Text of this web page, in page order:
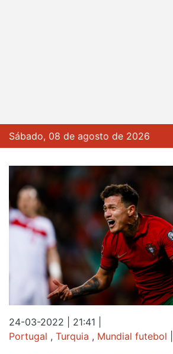
Sábado, 08 de agosto de 2026
24-03-2022 | 21:41
Portugal , Turquia , Mundial futebol